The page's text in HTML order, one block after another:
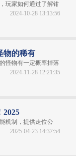
玩家如何通过了解钳
2024-10-28 13:13:56
物的稀有
怪物有一定概率掉落
2024-11-28 12:21:35
2025
机制，提供走位公
2025-04-23 14:37:54